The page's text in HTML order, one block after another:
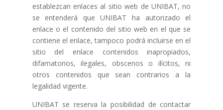
establezcan enlaces al sitio web de UNIBAT, no
se entenderá que UNIBAT ha autorizado el
enlace o el contenido del sitio web en el que se
contiene el enlace, tampoco podrá incluirse en el
sitio del enlace contenidos inapropiados,
difamatorios, ilegales, obscenos o ilícitos, ni
otros contenidos que sean contrarios a la
legalidad vigente.
UNIBAT se reserva la posibilidad de contactar